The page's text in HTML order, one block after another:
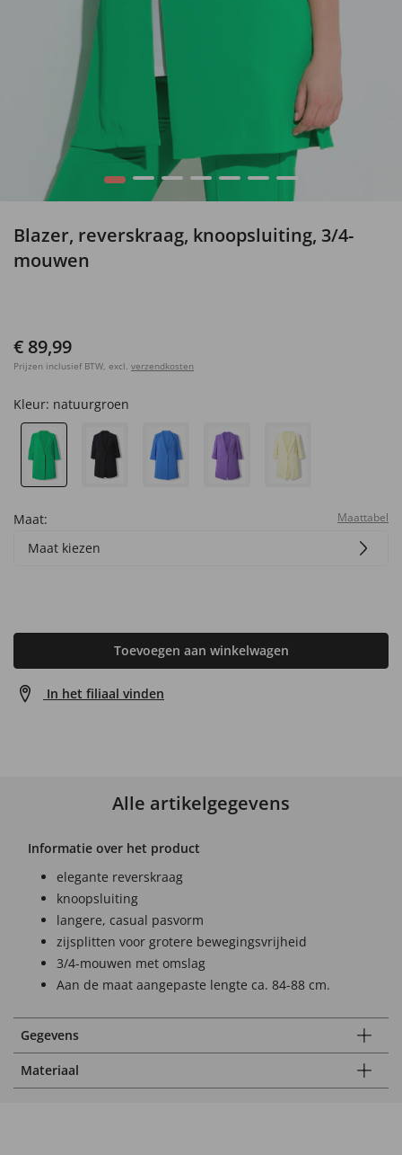
1 2 3 4 5 6 7
Blazer, reverskraag, knoopsluiting, 3/4-
mouwen
€ 89,99
Prijzen inclusief BTW, excl. verzendkosten
Kleur: natuurgroen
Maat: Maattabel
Maat kiezen
Toevoegen aan winkelwagen
In het filiaal vinden
Alle artikelgegevens
Informatie over het product
elegante reverskraag
knoopsluiting
langere, casual pasvorm
zijsplitten voor grotere bewegingsvrijheid
3/4-mouwen met omslag
Aan de maat aangepaste lengte ca. 84-88 cm.
Gegevens
Materiaal